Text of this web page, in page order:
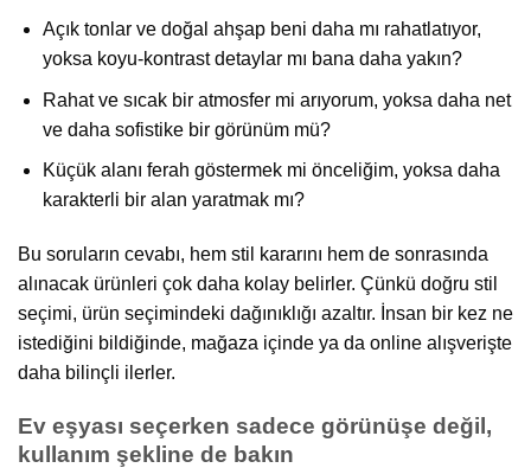
Açık tonlar ve doğal ahşap beni daha mı rahatlatıyor,
yoksa koyu-kontrast detaylar mı bana daha yakın?
Rahat ve sıcak bir atmosfer mi arıyorum, yoksa daha net
ve daha sofistike bir görünüm mü?
Küçük alanı ferah göstermek mi önceliğim, yoksa daha
karakterli bir alan yaratmak mı?
Bu soruların cevabı, hem stil kararını hem de sonrasında
alınacak ürünleri çok daha kolay belirler. Çünkü doğru stil
seçimi, ürün seçimindeki dağınıklığı azaltır. İnsan bir kez ne
istediğini bildiğinde, mağaza içinde ya da online alışverişte
daha bilinçli ilerler.
Ev eşyası seçerken sadece görünüşe değil,
kullanım şekline de bakın